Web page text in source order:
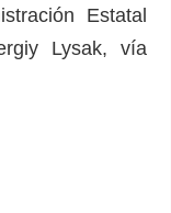
Estatal
Lysak, vía